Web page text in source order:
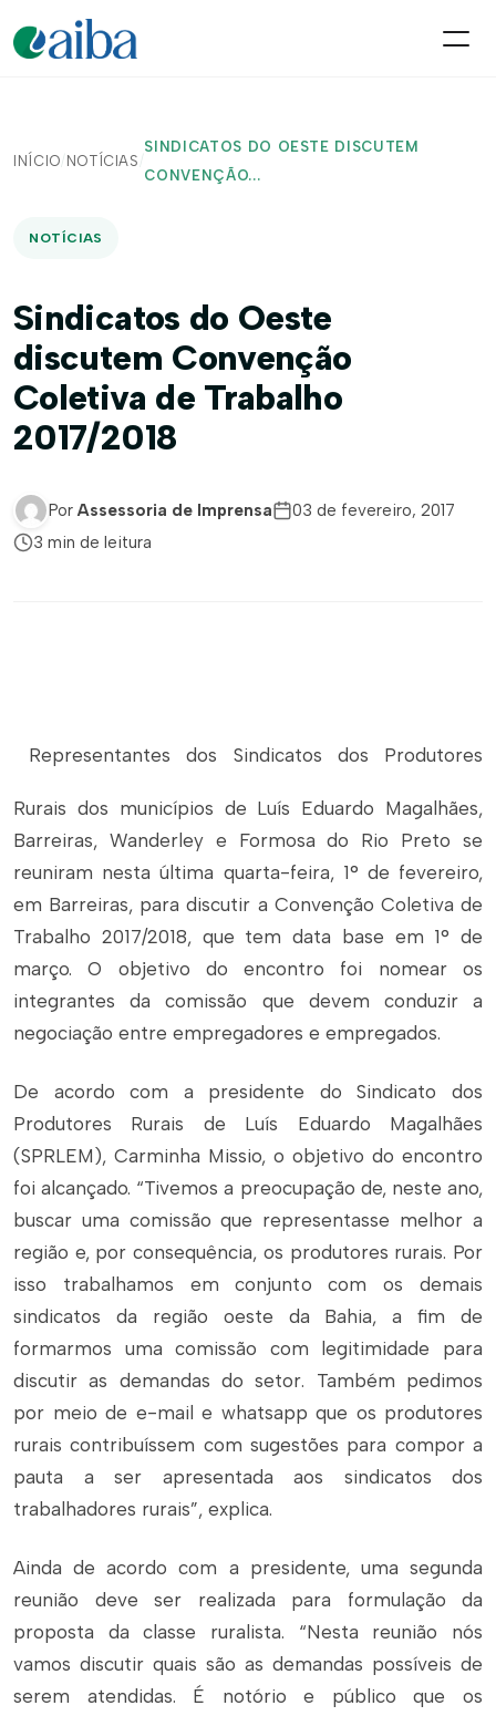
INÍCIO/ NOTÍCIAS /
SINDICATOS DO OESTE DISCUTEM
CONVENÇÃO...
NOTÍCIAS
Sindicatos do Oeste
discutem Convenção
Coletiva de Trabalho
2017/2018
Por Assessoria de Imprensa
03 de fevereiro, 2017
3 min de leitura
Representantes dos Sindicatos dos Produtores
Rurais dos municípios de Luís Eduardo Magalhães,
Barreiras, Wanderley e Formosa do Rio Preto se
reuniram nesta última quarta-feira, 1° de fevereiro,
em Barreiras, para discutir a Convenção Coletiva de
Trabalho 2017/2018, que tem data base em 1° de
março. O objetivo do encontro foi nomear os
integrantes da comissão que devem conduzir a
negociação entre empregadores e empregados.
De acordo com a presidente do Sindicato dos
Produtores Rurais de Luís Eduardo Magalhães
(SPRLEM), Carminha Missio, o objetivo do encontro
foi alcançado. “Tivemos a preocupação de, neste ano,
buscar uma comissão que representasse melhor a
região e, por consequência, os produtores rurais. Por
isso trabalhamos em conjunto com os demais
sindicatos da região oeste da Bahia, a fim de
formarmos uma comissão com legitimidade para
discutir as demandas do setor. Também pedimos
por meio de e-mail e whatsapp que os produtores
rurais contribuíssem com sugestões para compor a
pauta a ser apresentada aos sindicatos dos
trabalhadores rurais”, explica.
Ainda de acordo com a presidente, uma segunda
reunião deve ser realizada para formulação da
proposta da classe ruralista. “Nesta reunião nós
vamos discutir quais são as demandas possíveis de
serem atendidas. É notório e público que os